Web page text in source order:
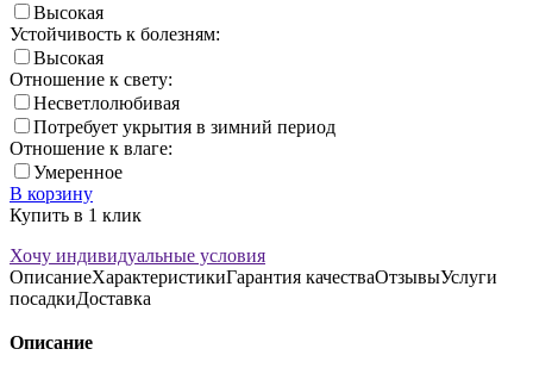
Высокая
Устойчивость к болезням:
Высокая
Отношение к свету:
Несветлолюбивая
Потребует укрытия в зимний период
Отношение к влаге:
Умеренное
В корзину
Купить в 1 клик
Хочу индивидуальные условия
ОписаниеХарактеристикиГарантия качестваОтзывыУслуги
посадкиДоставка
Описание